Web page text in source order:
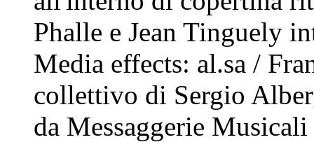
Phalle e Jean Tinguely
Media effects: al.sa /
collettivo di Sergio
da Messaggerie